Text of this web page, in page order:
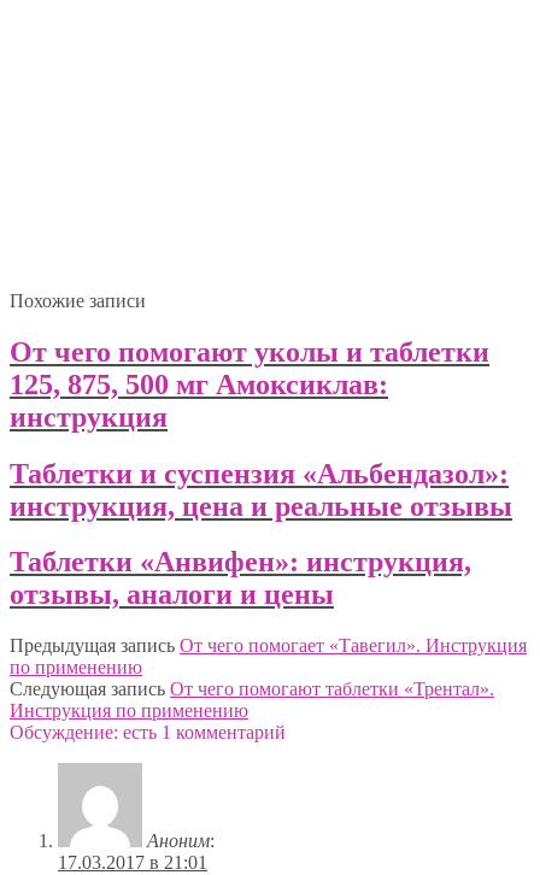
Похожие записи
От чего помогают уколы и таблетки
125, 875, 500 мг Амоксиклав:
инструкция
Таблетки и суспензия «Альбендазол»:
инструкция, цена и реальные отзывы
Таблетки «Анвифен»: инструкция,
отзывы, аналоги и цены
Предыдущая запись От чего помогает «Тавегил». Инструкция
по применению
Следующая запись От чего помогают таблетки «Трентал».
Инструкция по применению
Обсуждение: есть 1 комментарий
Аноним:
17.03.2017 в 21:01